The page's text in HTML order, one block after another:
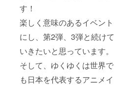
す！
楽しく意味のあるイベント
にし、第2弾、3弾と続けて
いきたいと思っています。
そして、ゆくゆくは世界で
も日本を代表するアニメイ